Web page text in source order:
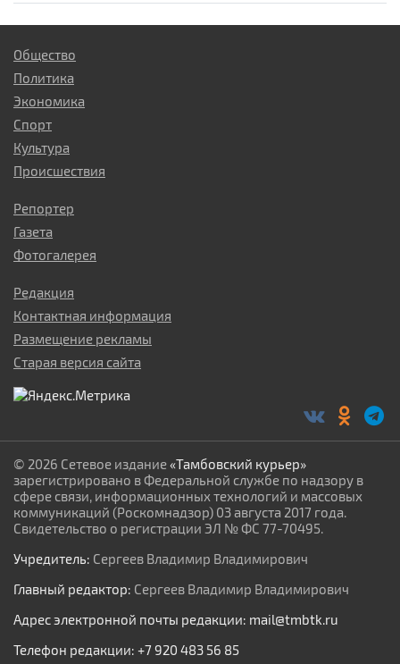
Общество
Политика
Экономика
Спорт
Культура
Происшествия
Репортер
Газета
Фотогалерея
Редакция
Контактная информация
Размещение рекламы
Старая версия сайта
© 2026 Сетевое издание«Тамбовский курьер»
зарегистрировано в Федеральной службе по надзору в
сфере связи, информационных технологий и массовых
коммуникаций (Роскомнадзор) 03 августа 2017 года.
Свидетельство о регистрации ЭЛ № ФС 77-70495.
Учредитель: Сергеев Владимир Владимирович
Главный редактор: Сергеев Владимир Владимирович
Адрес электронной почты редакции: mail@tmbtk.ru
Телефон редакции: +7 920 483 56 85